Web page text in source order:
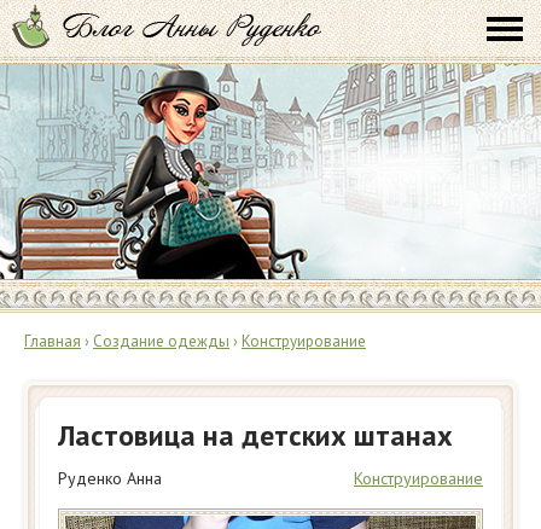
Главная › Создание одежды › Конструирование
Ластовица на детских штанах
Руденко Анна Конструирование